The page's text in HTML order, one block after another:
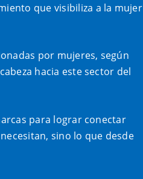
que visibiliza a la mujer
por mujeres, según
hacia este sector del
para lograr conectar
sino lo que desde